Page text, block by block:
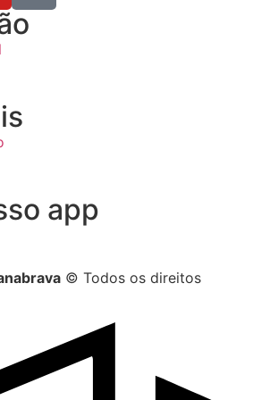
app
© Todos os direitos